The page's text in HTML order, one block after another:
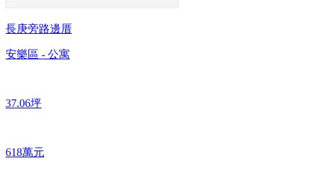
長庚旁路邊厝
安樂區 - 公寓
37.06坪
618萬元